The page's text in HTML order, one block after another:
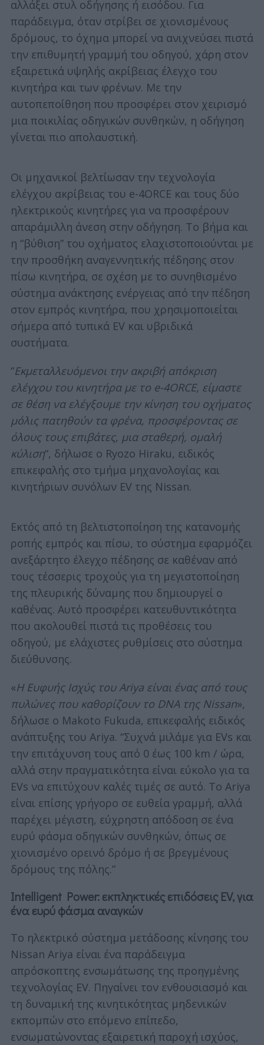
αλλάξει στυλ οδήγησης ή εισόδου. Για
παράδειγμα, όταν στρίβει σε χιονισμένους
δρόμους, το όχημα μπορεί να ανιχνεύσει πιστά
την επιθυμητή γραμμή του οδηγού, χάρη στον
εξαιρετικά υψηλής ακρίβειας έλεγχο του
κινητήρα και των φρένων. Με την
αυτοπεποίθηση που προσφέρει στον χειρισμό
μια ποικιλίας οδηγικών συνθηκών, η οδήγηση
γίνεται πιο απολαυστική.
Οι μηχανικοί βελτίωσαν την τεχνολογία
ελέγχου ακρίβειας του e-4ORCE και τους δύο
ηλεκτρικούς κινητήρες για να προσφέρουν
απαράμιλλη άνεση στην οδήγηση. Το βήμα και
η “βύθιση” του οχήματος ελαχιστοποιούνται με
την προσθήκη αναγεννητικής πέδησης στον
πίσω κινητήρα, σε σχέση με το συνηθισμένο
σύστημα ανάκτησης ενέργειας από την πέδηση
στον εμπρός κινητήρα, που χρησιμοποιείται
σήμερα από τυπικά EV και υβριδικά
συστήματα.
“Εκμεταλλευόμενοι την ακριβή απόκριση
ελέγχου του κινητήρα με το e-4ORCE, είμαστε
σε θέση να ελέγξουμε την κίνηση του οχήματος
μόλις πατηθούν τα φρένα, προσφέροντας σε
όλους τους επιβάτες, μια σταθερή, ομαλή
κύλιση“, δήλωσε ο Ryozo Hiraku, ειδικός
επικεφαλής στο τμήμα μηχανολογίας και
κινητήριων συνόλων EV της Nissan.
Εκτός από τη βελτιστοποίηση της κατανομής
ροπής εμπρός και πίσω, το σύστημα εφαρμόζει
ανεξάρτητο έλεγχο πέδησης σε καθέναν από
τους τέσσερις τροχούς για τη μεγιστοποίηση
της πλευρικής δύναμης που δημιουργεί ο
καθένας. Αυτό προσφέρει κατευθυντικότητα
που ακολουθεί πιστά τις προθέσεις του
οδηγού, με ελάχιστες ρυθμίσεις στο σύστημα
διεύθυνσης.
«Η Ευφυής Ισχύς του Ariya είναι ένας από τους
πυλώνες που καθορίζουν το DNA της Nissan»,
δήλωσε ο Makoto Fukuda, επικεφαλής ειδικός
ανάπτυξης του Ariya. “Συχνά μιλάμε για EVs και
την επιτάχυνση τους από 0 έως 100 km / ώρα,
αλλά στην πραγματικότητα είναι εύκολο για τα
EVs να επιτύχουν καλές τιμές σε αυτό. Το Ariya
είναι επίσης γρήγορο σε ευθεία γραμμή, αλλά
παρέχει μέγιστη, εύχρηστη απόδοση σε ένα
ευρύ φάσμα οδηγικών συνθηκών, όπως σε
χιονισμένο ορεινό δρόμο ή σε βρεγμένους
δρόμους της πόλης.”
Intelligent Power: εκπληκτικές επιδόσεις EV, για
ένα ευρύ φάσμα αναγκών
Το ηλεκτρικό σύστημα μετάδοσης κίνησης του
Nissan Ariya είναι ένα παράδειγμα
απρόσκοπτης ενσωμάτωσης της προηγμένης
τεχνολογίας EV. Πηγαίνει τον ενθουσιασμό και
τη δυναμική της κινητικότητας μηδενικών
εκπομπών στο επόμενο επίπεδο,
ενσωματώνοντας εξαιρετική παροχή ισχύος,